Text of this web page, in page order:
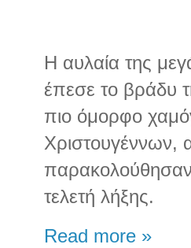
Η αυλαία της
έπεσε το βράδυ
πιο όμορφο
Χριστουγέννων,
τελετή λήξης.
Read more »